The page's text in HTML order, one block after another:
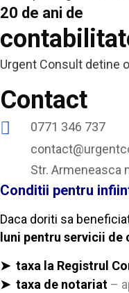
20 de ani de
Urgent Consult detine
Contact
0771 346 737
Str. Armeneasca
Conditii pentru
Daca doriti sa
luni pentru servicii
➤ taxa la Registrul
➤ taxa de notariat –